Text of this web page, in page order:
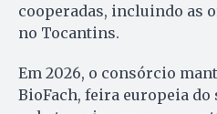
cooperadas, incluindo as
no Tocantins.
Em 2026, o consórcio
BioFach, feira europeia do